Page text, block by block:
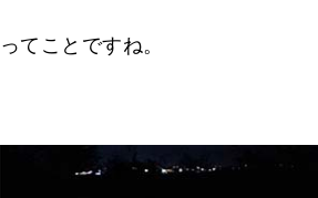
ってことですね。